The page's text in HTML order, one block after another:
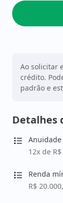
Ao solicitar
crédito.
padrão e
Detalhes
Anuidade
12x de
Renda
R$